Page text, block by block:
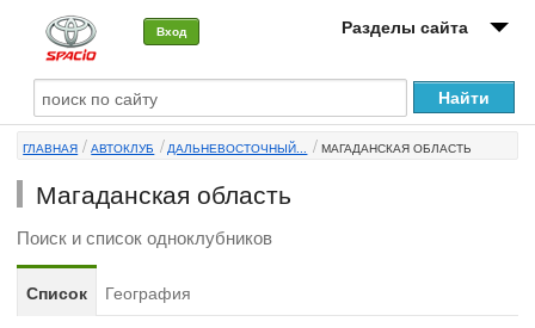
Вход Разделы сайта
О машине
Автоклуб
Форумы
Сервисы и услуги
ГЛАВНАЯ АВТОКЛУБ ДАЛЬНЕВОСТОЧНЫЙ... МАГАДАНСКАЯ ОБЛАСТЬ
Магаданская область
Поиск и список одноклубников
Список География